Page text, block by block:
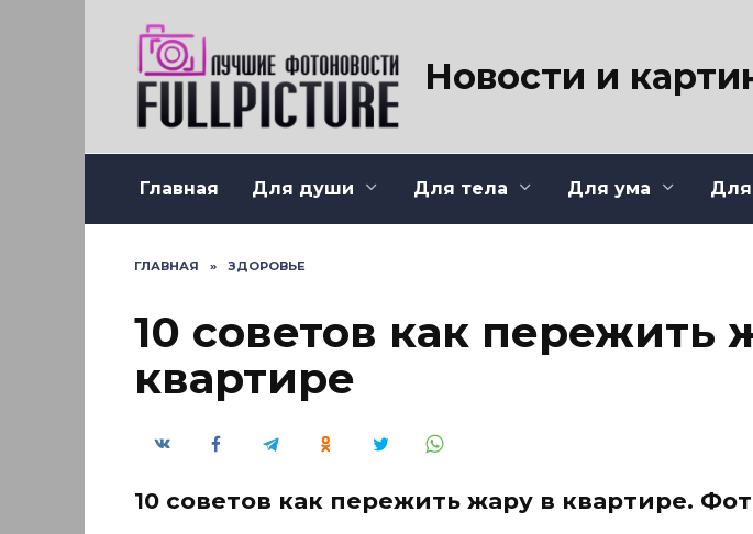
Новости и
Главная Для души Для тела Для ума Для
ГЛАВНАЯ » ЗДОРОВЬЕ
10 советов как пережить
квартире
10 советов как пережить жару в квартире.